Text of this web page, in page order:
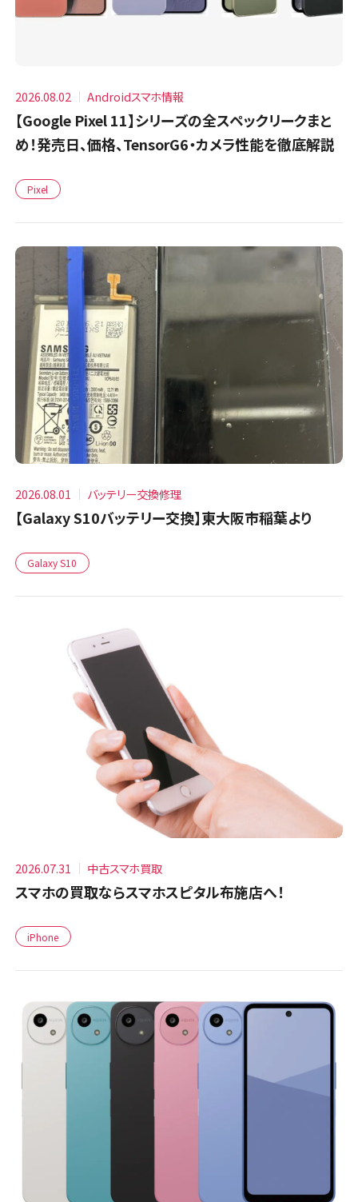
2026.08.02 Androidスマホ情報
【Google Pixel 11】シリーズの全スペックリークまと
め！発売日、価格、TensorG6・カメラ性能を徹底解説
Pixel
2026.08.01 バッテリー交換修理
【Galaxy S10バッテリー交換】東大阪市稲葉より
Galaxy S10
2026.07.31 中古スマホ買取
スマホの買取ならスマホスピタル布施店へ！
iPhone